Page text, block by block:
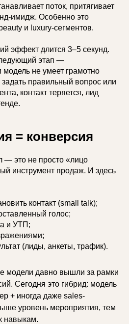
поток, притягивает
имидж. Особенно это
и luxury-сегментов.
эффект длится 3–5 секунд.
этап —
не умеет грамотно
задать правильный вопрос или
контакт теряется, лид
= конверсия
— это не просто «лицо
инструмент продаж. И здесь
контакт (small talk);
голос;
и УТП;
(лиды, анкеты, трафик).
модели давно вышли за рамки
Сегодня это гибрид: модель
+ иногда даже sales-
уровень мероприятия, тем
навыкам.